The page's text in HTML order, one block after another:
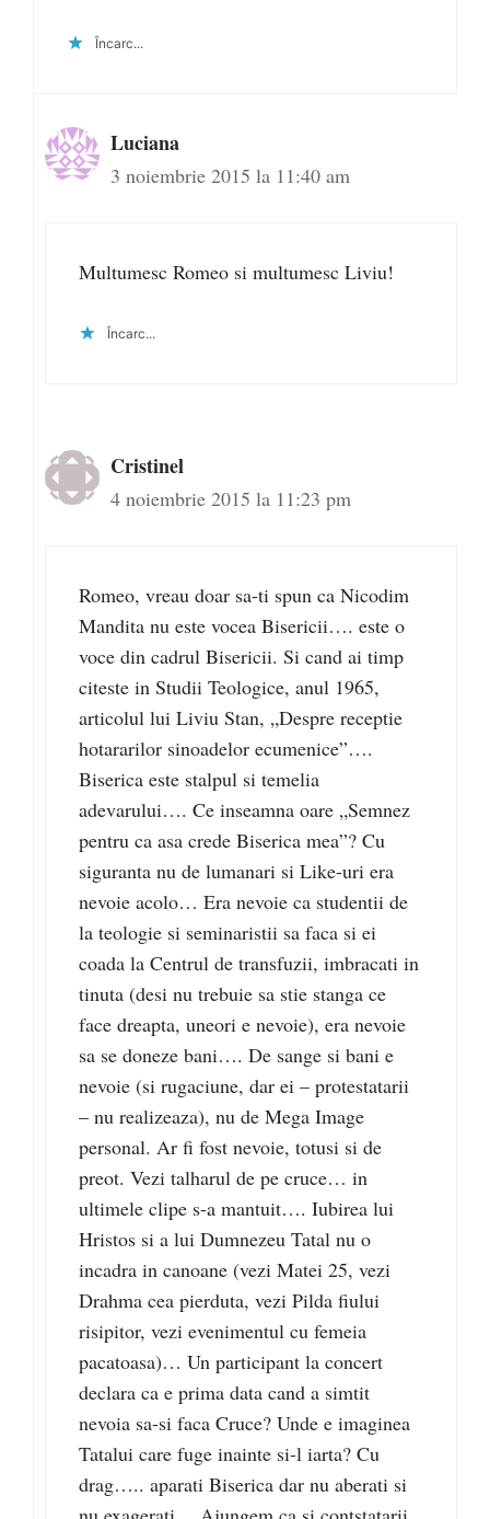
Încarc...
Luciana
3 noiembrie 2015 la 11:40 am
Multumesc Romeo si multumesc Liviu!
Încarc...
Cristinel
4 noiembrie 2015 la 11:23 pm
Romeo, vreau doar sa-ti spun ca Nicodim
Mandita nu este vocea Bisericii…. este o
voce din cadrul Bisericii. Si cand ai timp
citeste in Studii Teologice, anul 1965,
articolul lui Liviu Stan, „Despre receptie
hotararilor sinoadelor ecumenice”….
Biserica este stalpul si temelia
adevarului…. Ce inseamna oare „Semnez
pentru ca asa crede Biserica mea”? Cu
siguranta nu de lumanari si Like-uri era
nevoie acolo… Era nevoie ca studentii de
la teologie si seminaristii sa faca si ei
coada la Centrul de transfuzii, imbracati in
tinuta (desi nu trebuie sa stie stanga ce
face dreapta, uneori e nevoie), era nevoie
sa se doneze bani…. De sange si bani e
nevoie (si rugaciune, dar ei – protestatarii
– nu realizeaza), nu de Mega Image
personal. Ar fi fost nevoie, totusi si de
preot. Vezi talharul de pe cruce… in
ultimele clipe s-a mantuit…. Iubirea lui
Hristos si a lui Dumnezeu Tatal nu o
incadra in canoane (vezi Matei 25, vezi
Drahma cea pierduta, vezi Pilda fiului
risipitor, vezi evenimentul cu femeia
pacatoasa)… Un participant la concert
declara ca e prima data cand a simtit
nevoia sa-si faca Cruce? Unde e imaginea
Tatalui care fuge inainte si-l iarta? Cu
drag….. aparati Biserica dar nu aberati si